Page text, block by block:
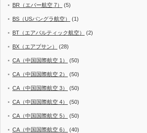
BR（エバー航空 7） (5)
BS（USバングラ航空） (1)
BT（エアバルティック航空） (2)
BX（エアプサン） (28)
CA（中国国際航空 1） (50)
CA（中国国際航空 2） (50)
CA（中国国際航空 3） (50)
CA（中国国際航空 4） (50)
CA（中国国際航空 5） (50)
CA（中国国際航空 6） (40)